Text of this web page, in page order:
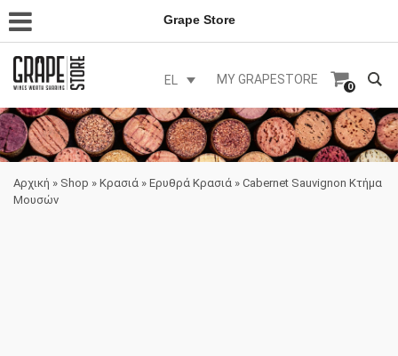
Grape Store
EL MY GRAPESTORE
0
Αρχική » Shop » Κρασιά » Ερυθρά Κρασιά » Cabernet Sauvignon Κτήμα
Μουσών